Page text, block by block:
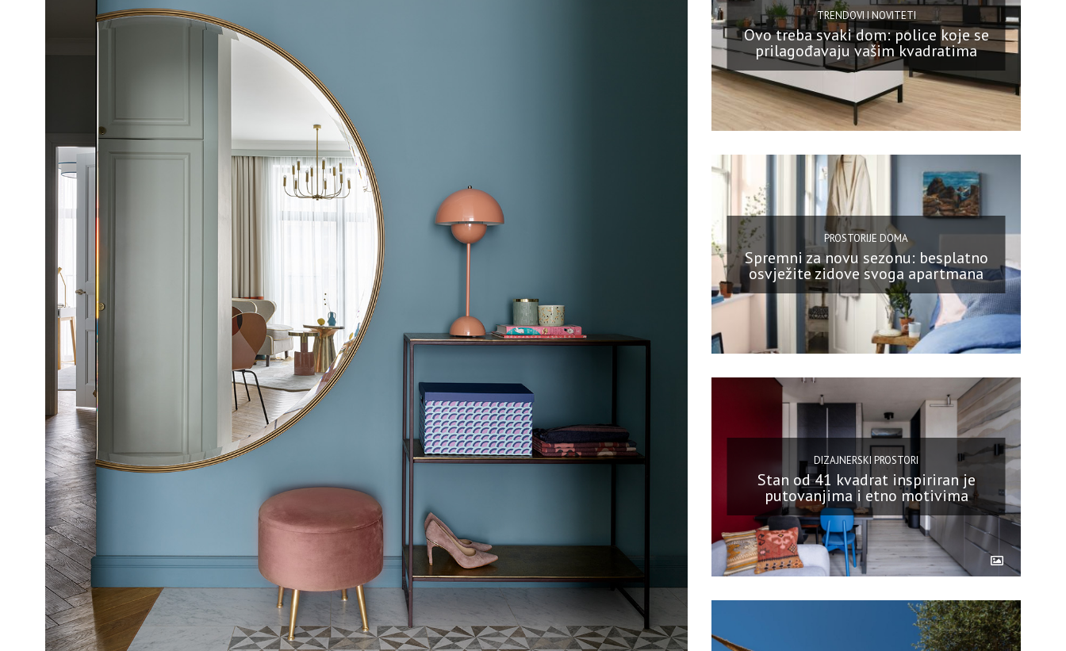
TRENDOVI I NOVITETI
Ovo treba svaki dom: police koje se
prilagođavaju vašim kvadratima
PROSTORIJE DOMA
Spremni za novu sezonu: besplatno
osvježite zidove svoga apartmana
DIZAJNERSKI PROSTORI
Stan od 41 kvadrat inspiriran je
putovanjima i etno motivima